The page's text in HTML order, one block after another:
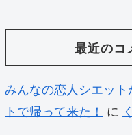
最近のコ
みんなの恋人シエッ
トで帰って来た！ に